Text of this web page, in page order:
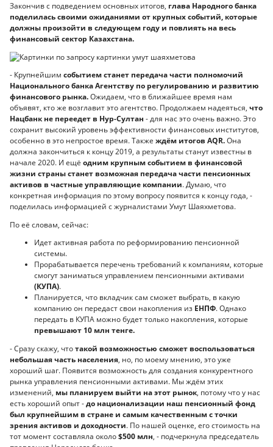
Закончив с подведением основных итогов, глава Народного банка
поделилась своими ожиданиями от крупных событий, которые
должны произойти в следующем году и повлиять на весь
финансовый сектор Казахстана.
- Крупнейшим событием станет передача части полномочий
Национального банка Агентству по регулированию и развитию
финансового рынка.Ожидаем, что в ближайшее время нам
объявят, кто же возглавит это агентство. Продолжаем надеяться, что
Нацбанк не переедет в Нур-Султан - для нас это очень важно. Это
сохранит высокий уровень эффективности финансовых институтов,
особенно в это непростое время. Также ждём итогов AQR.Она
должна закончиться к концу 2019, а результаты станут известны в
начале 2020. И ещё одним крупным событием в финансовой
жизни страны станет возможная передача части пенсионных
активов в частные управляющие компании. Думаю, что
конкретная информация по этому вопросу появится к концу года, -
поделилась информацией с журналистами Умут Шаяхметова.
По её словам, сейчас:
Идет активная работа по реформированию пенсионной
системы.
Прорабатывается перечень требований к компаниям, которые
смогут заниматься управлением пенсионными активами
(КУПА).
Планируется, что вкладчик сам сможет выбрать, в какую
компанию он передаст свои накопления из ЕНПФ. Однако
передать в КУПА можно будет только накопления, которые
превышают 10 млн тенге.
- Сразу скажу, чтотакой возможностью сможет воспользоваться
небольшая часть населения, но, по моему мнению, это уже
хороший шаг. Появится возможность для создания конкурентного
рынка управления пенсионными активами. Мы ждём этих
изменений, мы планируем выйти на этот рынок, потому что у нас
есть хороший опыт -до национализации наш пенсионный фонд
был крупнейшим в стране и самым качественным с точки
зрения активов и доходности. По нашей оценке, его стоимость на
тот момент составляла около$500 млн, - подчеркнула председатель